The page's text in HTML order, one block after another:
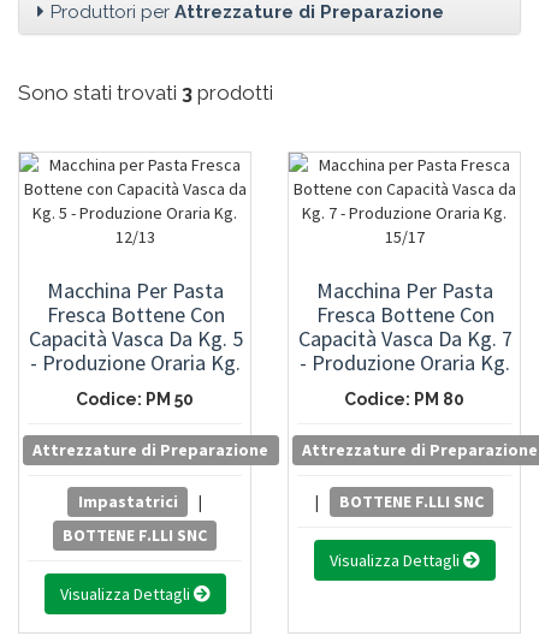
Produttori per Attrezzature di Preparazione
Sono stati trovati 3 prodotti
Macchina Per Pasta
Fresca Bottene Con
Capacità Vasca Da Kg. 5
- Produzione Oraria Kg.
12/13
Codice: PM 50
Attrezzature di Preparazione
Impastatrici
|
BOTTENE F.LLI SNC
Visualizza Dettagli
Macchina Per Pasta
Fresca Bottene Con
Capacità Vasca Da Kg. 7
- Produzione Oraria Kg.
15/17
Codice: PM 80
Attrezzature di Preparazione
| BOTTENE F.LLI SNC
Visualizza Dettagli